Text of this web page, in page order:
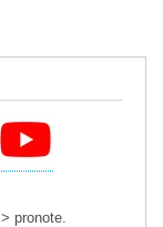
pronote.